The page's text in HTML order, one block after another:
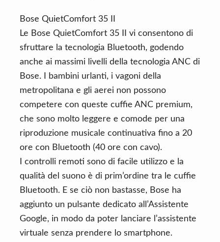
Bose QuietComfort 35 II
Le Bose QuietComfort 35 II vi consentono di
sfruttare la tecnologia Bluetooth, godendo
anche ai massimi livelli della tecnologia ANC di
Bose. I bambini urlanti, i vagoni della
metropolitana e gli aerei non possono
competere con queste cuffie ANC premium,
che sono molto leggere e comode per una
riproduzione musicale continuativa fino a 20
ore con Bluetooth (40 ore con cavo).
I controlli remoti sono di facile utilizzo e la
qualità del suono è di prim’ordine tra le cuffie
Bluetooth. E se ciò non bastasse, Bose ha
aggiunto un pulsante dedicato all’Assistente
Google, in modo da poter lanciare l’assistente
virtuale senza prendere lo smartphone.